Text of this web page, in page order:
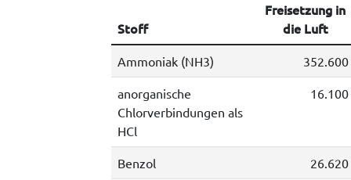
Stoff
Freisetzung in
die Luft
Ammoniak (NH3) 352.600
anorganische
Chlorverbindungen als
HCl
16.100
Benzol 26.620